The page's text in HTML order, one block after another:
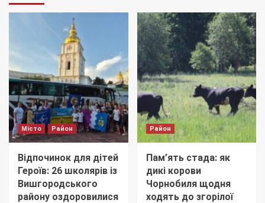
Місто Район
Відпочинок для дітей
Героїв: 26 школярів із
Вишгородського
району оздоровилися
Район
Пам’ять стада: як
дикі корови
Чорнобиля щодня
ходять до згорілої